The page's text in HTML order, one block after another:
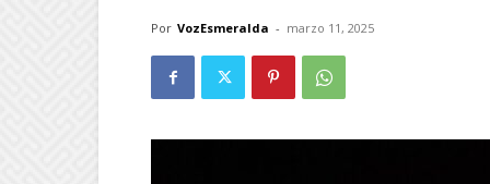
Por VozEsmeralda - marzo 11, 2025